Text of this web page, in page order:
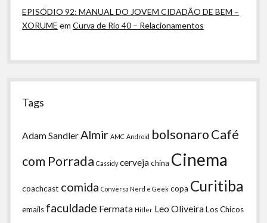
EPISÓDIO 92: MANUAL DO JOVEM CIDADÃO DE BEM –
XORUME emCurva de Rio 40 – Relacionamentos
Tags
Adam Sandler Almir AMC Android bolsonaroCafé
com Porrada Cassidy cervejachina Cinema
coachcast comida Conversa Nerd e Geek copa Curitiba
emails faculdade Fermata Hitler Leo OliveiraLos Chicos